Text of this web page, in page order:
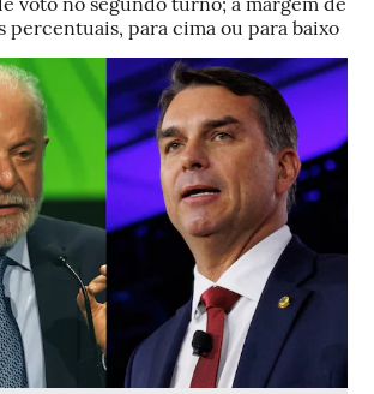
percentuais, para cima ou para baixo